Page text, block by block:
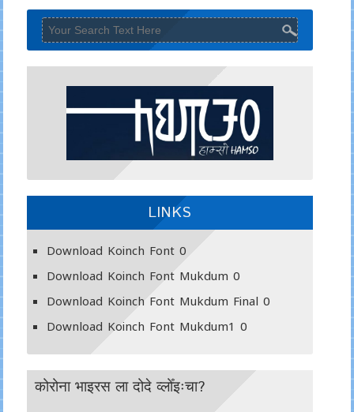
LINKS
Download Koinch Font0
Download Koinch Font Mukdum 0
Download Koinch Font Mukdum Final 0
Download Koinch Font Mukdum1 0
कोरोना भाइरस ला दोदे व्लोँइःचा?